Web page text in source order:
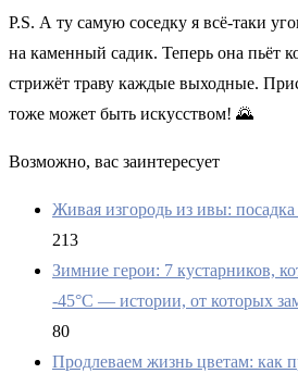
P.S. А ту самую соседку я всё-таки
на каменный садик. Теперь она пьёт
стрижёт траву каждые выходные.
тоже может быть искусством! 🌄
Возможно, вас заинтересует
Живая изгородь из ивы:
213
Зимние герои: 7 кустарников,
-45°C — истории, от которых
80
Продлеваем жизнь цветам: как